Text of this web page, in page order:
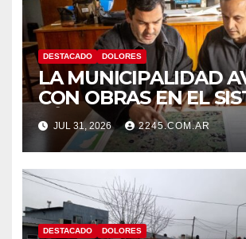
DESTACADO DOLORES
LA MUNICIPALIDAD
CON OBRAS EN EL
HÍDRICO DE DOLORES
JUL 31, 2026 2245.COM.AR
DESTACADO DOLORES